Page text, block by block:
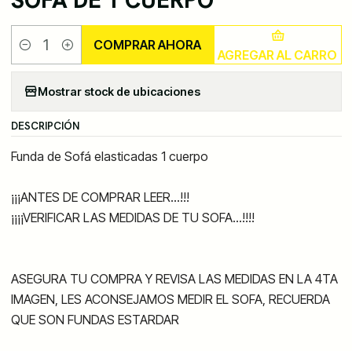
Cantidad AGREGAR AL CARRO
COMPRAR AHORA
Mostrar stock de ubicaciones
DESCRIPCIÓN
Funda de Sofá elasticadas 1 cuerpo
¡¡¡ANTES DE COMPRAR LEER...!!!
¡¡¡¡VERIFICAR LAS MEDIDAS DE TU SOFA…!!!!
ASEGURA TU COMPRA Y REVISA LAS MEDIDAS EN LA 4TA
IMAGEN, LES ACONSEJAMOS MEDIR EL SOFA, RECUERDA
QUE SON FUNDAS ESTARDAR